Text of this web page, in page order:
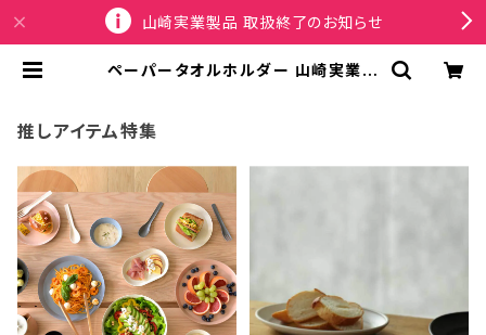
山崎実業製品 取扱終了のお知らせ
ペーパータオルホルダー 山崎実業 R
5 ナチュラル | SPORTUS
推しアイテム特集